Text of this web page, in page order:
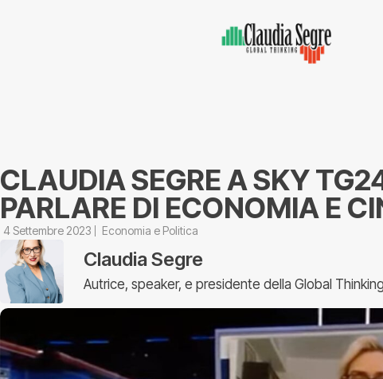
CLAUDIA SEGRE A SKY
PARLARE DI ECONOMIA E
4 Settembre 2023 Economia e Politica
Claudia Segre
Autrice, speaker, e presidente della Global